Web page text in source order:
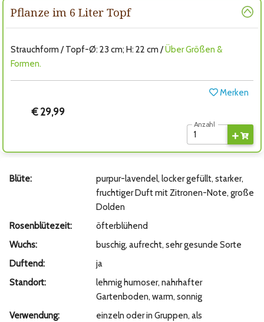
Pflanze im 6 Liter Topf
Strauchform / Topf-Ø: 23 cm; H: 22 cm /Über Größen &
Formen.
Merken
€ 29,99
Anzahl
Blüte:
purpur-lavendel, locker gefüllt, starker,
fruchtiger Duft mit Zitronen-Note, große
Dolden
Rosenblütezeit:
öfterblühend
Wuchs:
buschig, aufrecht, sehr gesunde Sorte
Duftend:
ja
Standort:
lehmig humoser, nahrhafter
Gartenboden, warm, sonnig
Verwendung:
einzeln oder in Gruppen, als